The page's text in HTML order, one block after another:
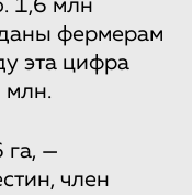
1,6 млн
фермерам
эта цифра
млн.
га, —
член